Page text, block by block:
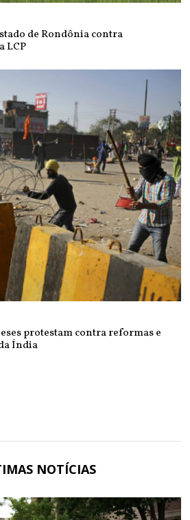
de Rondônia contra
LCP
protestam contra reformas e
Índia
NOTÍCIAS